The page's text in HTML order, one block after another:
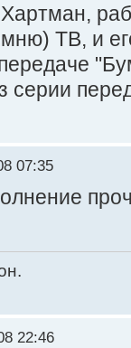
ТВ, и
серии
07:35
22:46